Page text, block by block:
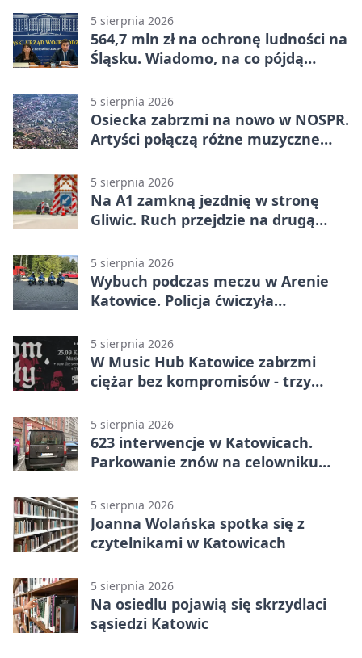
5 sierpnia 2026
564,7 mln zł na ochronę ludności na
Śląsku. Wiadomo, na co pójdą
5 sierpnia 2026
Osiecka zabrzmi na nowo w NOSPR.
Artyści połączą różne muzyczne
5 sierpnia 2026
Na A1 zamkną jezdnię w stronę
Gliwic. Ruch przejdzie na drugą
5 sierpnia 2026
Wybuch podczas meczu w Arenie
Katowice. Policja ćwiczyła
5 sierpnia 2026
W Music Hub Katowice zabrzmi
ciężar bez kompromisów - trzy
5 sierpnia 2026
623 interwencje w Katowicach.
Parkowanie znów na celowniku
5 sierpnia 2026
Joanna Wolańska spotka się z
czytelnikami w Katowicach
5 sierpnia 2026
Na osiedlu pojawią się skrzydlaci
sąsiedzi Katowic